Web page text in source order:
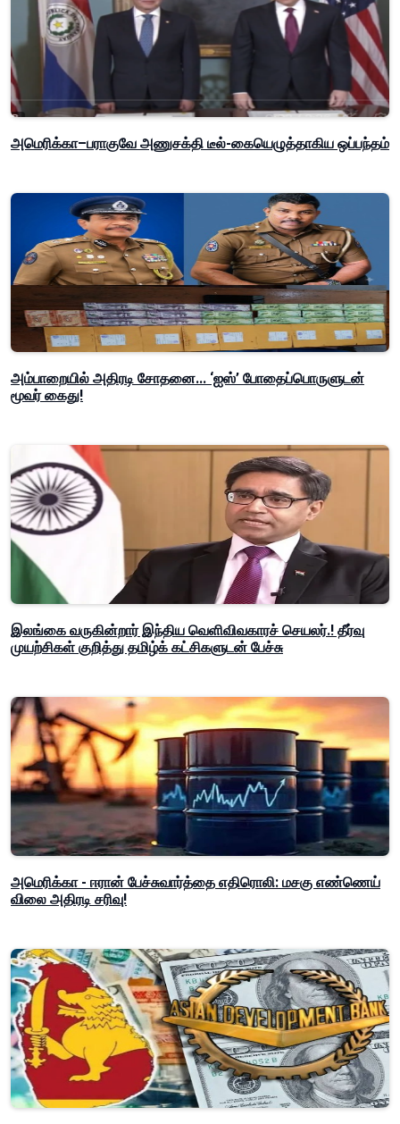
அமெரிக்கா–பராகுவே அணுசக்தி டீல்-கையெழுத்தாகிய ஒப்பந்தம்
அம்பாறையில் அதிரடி சோதனை... ‘ஐஸ்’ போதைப்பொருளுடன்
மூவர் கைது!
இலங்கை வருகின்றார் இந்திய வெளிவிவகாரச் செயலர்.! தீர்வு
முயற்சிகள் குறித்து தமிழ்க் கட்சிகளுடன் பேச்சு
அமெரிக்கா - ஈரான் பேச்சுவார்த்தை எதிரொலி: மசகு எண்ணெய்
விலை அதிரடி சரிவு!